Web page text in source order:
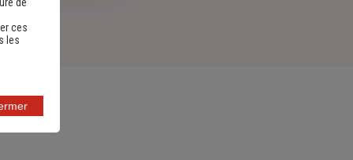
ces
les